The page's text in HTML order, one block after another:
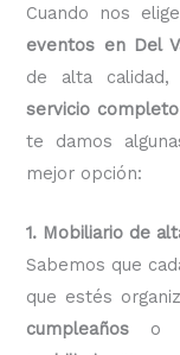
Cuando nos
eventos en Del
de alta
servicio completo
te damos
mejor opción:
1. Mobiliario de
Sabemos que
que estés
cumpleaños o